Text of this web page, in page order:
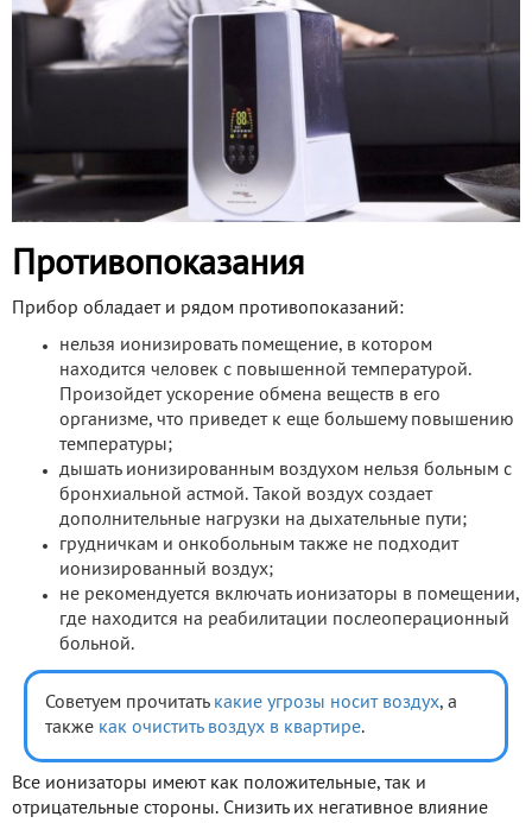
Противопоказания
Прибор обладает и рядом противопоказаний:
нельзя ионизировать помещение, в котором
находится человек с повышенной температурой.
Произойдет ускорение обмена веществ в его
организме, что приведет к еще большему повышению
температуры;
дышать ионизированным воздухом нельзя больным с
бронхиальной астмой. Такой воздух создает
дополнительные нагрузки на дыхательные пути;
грудничкам и онкобольным также не подходит
ионизированный воздух;
не рекомендуется включать ионизаторы в помещении,
где находится на реабилитации послеоперационный
больной.
Советуем прочитать какие угрозы носит воздух, а
также как очистить воздух в квартире.
Все ионизаторы имеют как положительные, так и
отрицательные стороны. Снизить их негативное влияние